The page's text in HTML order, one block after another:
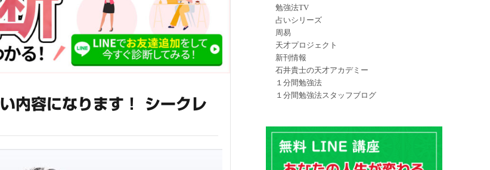
内容になります！ シークレ
勉強法TV
占いシリーズ
周易
天才プロジェクト
新刊情報
石井貴士の天才アカデミー
１分間勉強法
１分間勉強法スタッフブログ